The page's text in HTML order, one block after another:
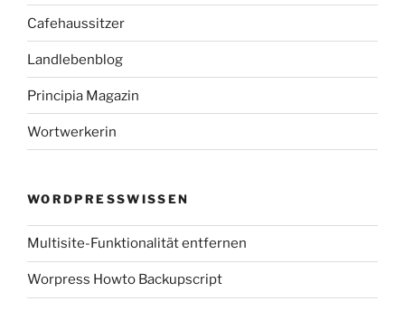
Cafehaussitzer
Landlebenblog
Principia Magazin
Wortwerkerin
WORDPRESSWISSEN
Multisite-Funktionalität entfernen
Worpress Howto Backupscript